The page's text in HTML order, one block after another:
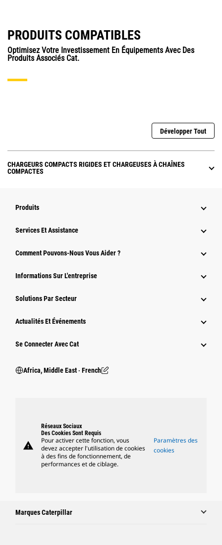
PRODUITS COMPATIBLES
Optimisez Votre Investissement En Équipements Avec Des
Produits Associés Cat.
Développer Tout
CHARGEURS COMPACTS RIGIDES ET CHARGEUSES À CHAÎNES
COMPACTES
Produits
Services Et Assistance
Comment Pouvons-Nous Vous Aider ?
Informations Sur L'entreprise
Solutions Par Secteur
Actualités Et Événements
Se Connecter Avec Cat
Africa, Middle East ‧ French
warning
Réseaux Sociaux
Des Cookies Sont Requis
Pour activer cette fonction, vous
devez accepter l'utilisation de cookies
à des fins de fonctionnement, de
performances et de ciblage.
Paramètres des
cookies
Marques Caterpillar